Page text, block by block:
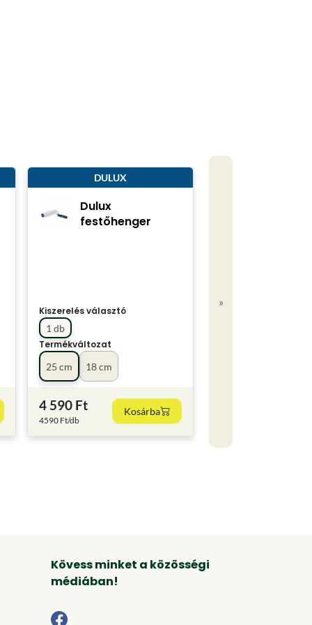
DULUX
Dulux
festőhenger
Kiszerelés választó
1 db
Termékváltozat
18 cm
25 cm
4 590 Ft
4590 Ft/db
Kosárba
»
Kövess minket a közösségi
médiában!